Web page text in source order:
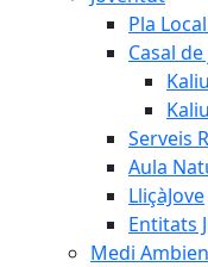
Pla
Casal
Serveis
Aula
LliçàJove
Entitats
Medi